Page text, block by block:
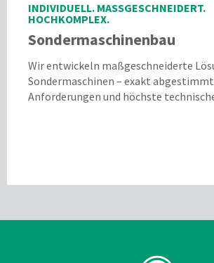
INDIVIDUELL. MASSGESCHNEIDERT. H
OCHKOMPLEX.
Sondermaschinenbau
Wir entwickeln maßgeschneiderte
Sondermaschinen – exakt
Anforderungen und höchste